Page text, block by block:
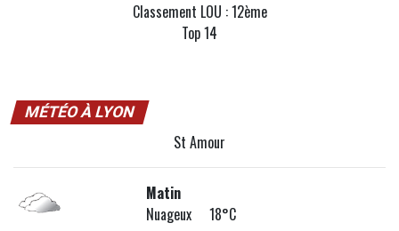
Classement LOU : 12ème
Top 14
MÉTÉO À LYON
St Amour
Matin
Nuageux 18°C